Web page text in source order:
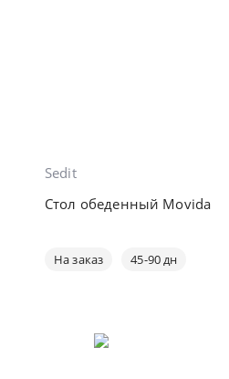
Sedit
Стол обеденный Movida
На заказ 45-90 дн